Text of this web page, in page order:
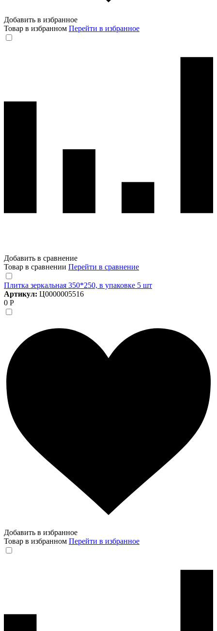
Добавить в избранное
Товар в избранном Перейти в избранное
Добавить в сравнение
Товар в сравнении Перейти в сравнение
Плитка зеркальная 350*250, в упаковке 5 шт
Артикул: Ц0000005516
0 Р
Добавить в избранное
Товар в избранном Перейти в избранное